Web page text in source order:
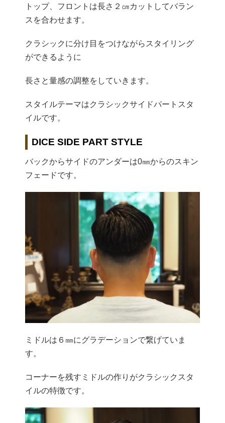
トップ、フロントは長さ２㎝カットしてバラン
スを合わせます。
クラシックに分け目をつけながらスタイリング
ができるように
長さと量感の調整をしていきます。
スタイルテーマはクラシックサイドパートスタ
イルです。
DICE SIDE PART STYLE
バックからサイドのアンダーは0㎜からのスキン
フェードです。
ミドルは６㎜にグラデーションで繋げていま
す。
コーナーを残すミドルの作りがクラシックスタ
イルの特徴です。